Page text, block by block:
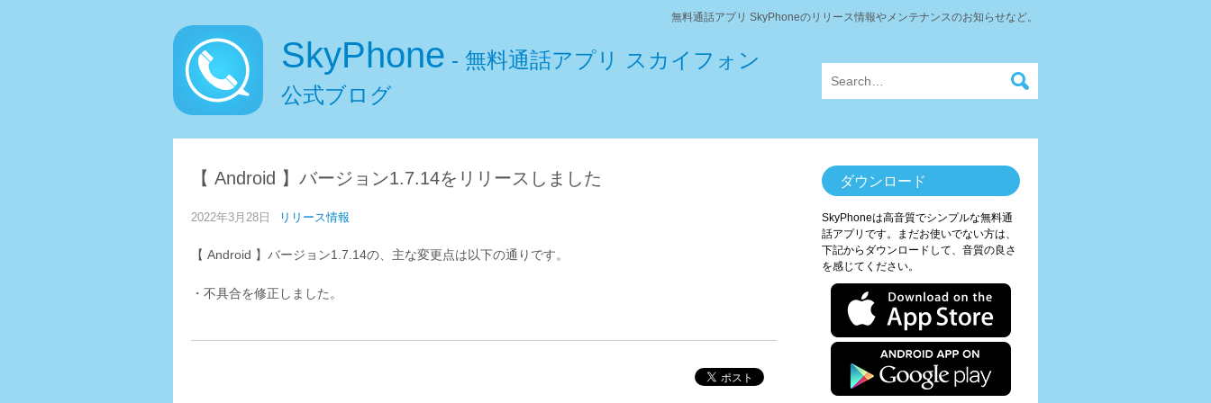
無料通話アプリ SkyPhoneのリリース情報やメンテナンスのお知らせなど。
SkyPhone - 無料通話アプリ スカイフォン
公式ブログ
【 Android 】バージョン1.7.14をリリースしました
2022年3月28日 リリース情報
【 Android 】バージョン1.7.14の、主な変更点は以下の通りです。
・不具合を修正しました。
ダウンロード
SkyPhoneは高音質でシンプルな無料通
話アプリです。まだお使いでない方は、
下記からダウンロードして、音質の良さ
を感じてください。